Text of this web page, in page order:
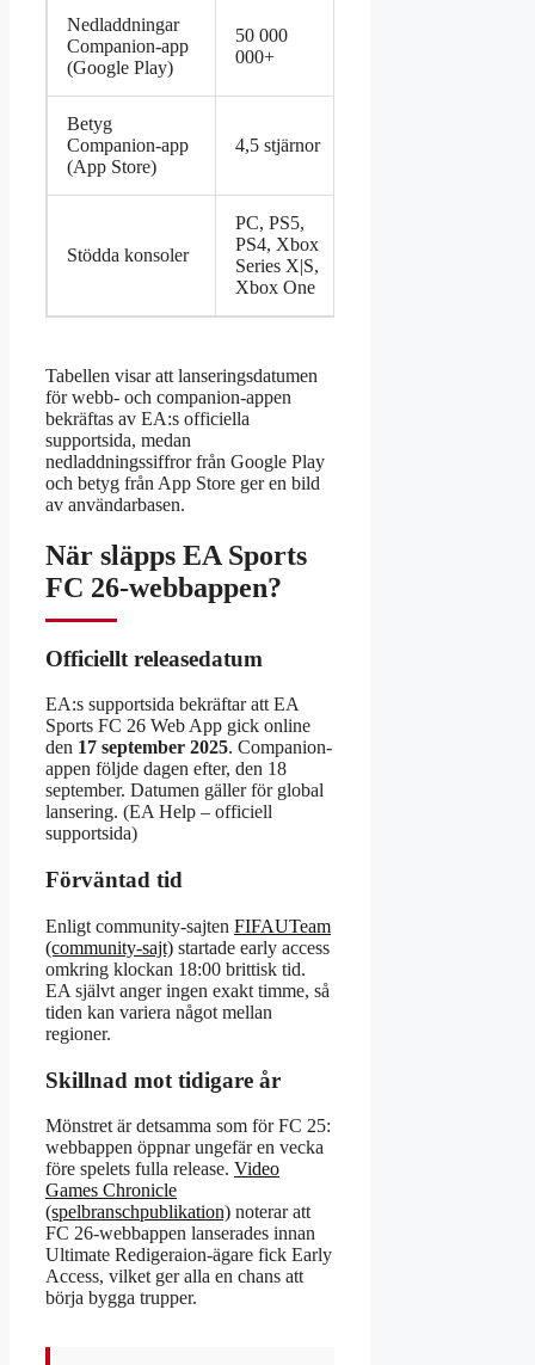
Nedladdningar
Companion-app
(Google Play)
50 000
000+
Betyg
Companion-app
(App Store)
4,5 stjärnor
Stödda konsoler
PC, PS5,
PS4, Xbox
Series X|S,
Xbox One
Tabellen visar att lanseringsdatumen
för webb- och companion-appen
bekräftas av EA:s officiella
supportsida, medan
nedladdningssiffror från Google Play
och betyg från App Store ger en bild
av användarbasen.
När släpps EA Sports
FC 26-webbappen?
Officiellt releasedatum
EA:s supportsida bekräftar att EA
Sports FC 26 Web App gick online
den 17 september 2025. Companion-
appen följde dagen efter, den 18
september. Datumen gäller för global
lansering. (EA Help – officiell
supportsida)
Förväntad tid
Enligt community-sajten FIFAUTeam
(community-sajt) startade early access
omkring klockan 18:00 brittisk tid.
EA självt anger ingen exakt timme, så
tiden kan variera något mellan
regioner.
Skillnad mot tidigare år
Mönstret är detsamma som för FC 25:
webbappen öppnar ungefär en vecka
före spelets fulla release. Video
Games Chronicle
(spelbranschpublikation) noterar att
FC 26-webbappen lanserades innan
Ultimate Redigeraion-ägare fick Early
Access, vilket ger alla en chans att
börja bygga trupper.